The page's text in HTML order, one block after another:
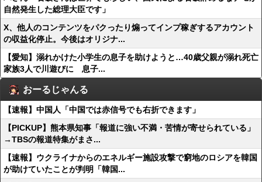
自然発生した総理大臣です」
X、他人のコンテンツをパクったり煽ってインプ稼ぎするアカウント
の収益化停止。今後はオリジナ...
【愛知】溺れかけた小学生の息子を助けようと…40歳父親が溺れ死亡
家族3人で川遊びに 息子...
おーるじゃんる
【速報】中国人「中国では赤信号でも右折できます」
【PICKUP】熊本県知事「報道に強い不満・苦情が寄せられている」
→TBSの報道特集がまさ...
【速報】ウクライナからのエネルギー施設攻撃で窮地のロシアを韓国
が助けていたことが判明「韓国...